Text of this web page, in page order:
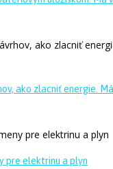
ako zlacniť energie.
pre elektrinu a plyn